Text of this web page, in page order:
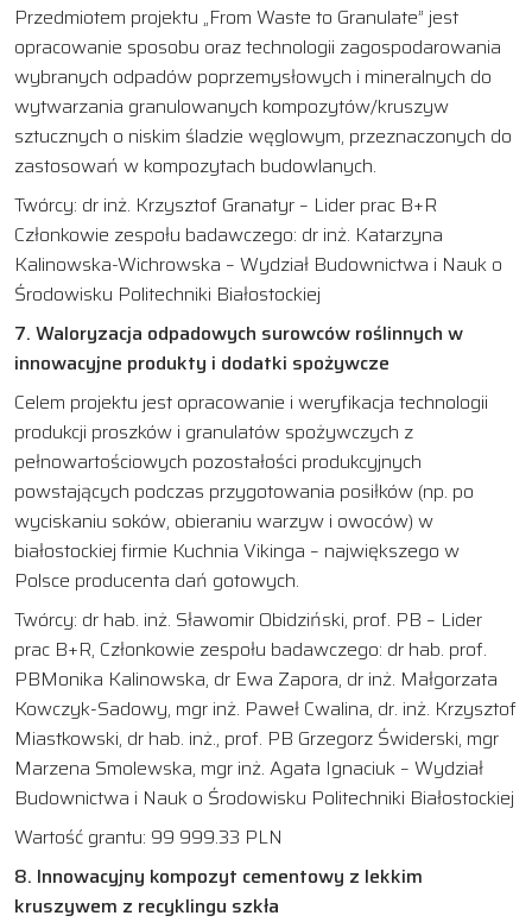
Przedmiotem projektu „From Waste to Granulate” jest
opracowanie sposobu oraz technologii zagospodarowania
wybranych odpadów poprzemysłowych i mineralnych do
wytwarzania granulowanych kompozytów/kruszyw
sztucznych o niskim śladzie węglowym, przeznaczonych do
zastosowań w kompozytach budowlanych.
Twórcy: dr inż. Krzysztof Granatyr – Lider prac B+R
Członkowie zespołu badawczego: dr inż. Katarzyna
Kalinowska-Wichrowska – Wydział Budownictwa i Nauk o
Środowisku Politechniki Białostockiej
7. Waloryzacja odpadowych surowców roślinnych w
innowacyjne produkty i dodatki spożywcze
Celem projektu jest opracowanie i weryfikacja technologii
produkcji proszków i granulatów spożywczych z
pełnowartościowych pozostałości produkcyjnych
powstających podczas przygotowania posiłków (np. po
wyciskaniu soków, obieraniu warzyw i owoców) w
białostockiej firmie Kuchnia Vikinga – największego w
Polsce producenta dań gotowych.
Twórcy: dr hab. inż. Sławomir Obidziński, prof. PB – Lider
prac B+R, Członkowie zespołu badawczego: dr hab. prof.
PBMonika Kalinowska, dr Ewa Zapora, dr inż. Małgorzata
Kowczyk-Sadowy, mgr inż. Paweł Cwalina, dr. inż. Krzysztof
Miastkowski, dr hab. inż., prof. PB Grzegorz Świderski, mgr
Marzena Smolewska, mgr inż. Agata Ignaciuk – Wydział
Budownictwa i Nauk o Środowisku Politechniki Białostockiej
Wartość grantu: 99 999.33 PLN
8. Innowacyjny kompozyt cementowy z lekkim
kruszywem z recyklingu szkła